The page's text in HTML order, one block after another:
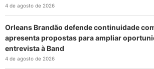
4 de agosto de 2026
Orleans Brandão defende continuidade
apresenta propostas para ampliar
entrevista à Band
4 de agosto de 2026